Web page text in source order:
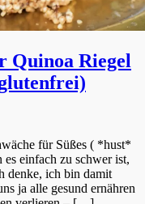
Quinoa Riegel
für Süßes ( *hust*
einfach zu schwer ist,
denke, ich bin damit
ja alle gesund ernähren